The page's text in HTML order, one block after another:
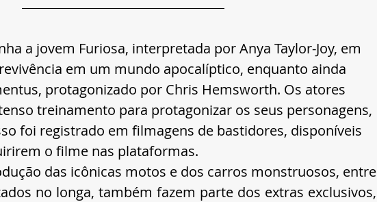
a jovem Furiosa, interpretada por Anya Taylor-Joy, em
em um mundo apocalíptico, enquanto ainda
protagonizado por Chris Hemsworth. Os atores
treinamento para protagonizar os seus personagens,
foi registrado em filmagens de bastidores, disponíveis
o filme nas plataformas.
das icônicas motos e dos carros monstruosos, entre
no longa, também fazem parte dos extras exclusivos,